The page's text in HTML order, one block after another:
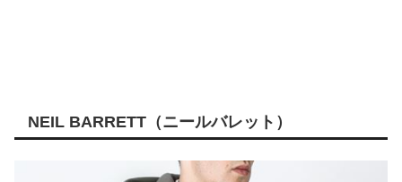
NEIL BARRETT（ニールバレット）